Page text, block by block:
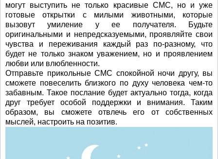
могут выступить не только красивые СМС, но и уже
готовые открытки с милыми животными, которые
вызовут умиление у ее получателя. Будьте
оригинальными и непредсказуемыми, проявляйте свои
чувства и переживания каждый раз по-разному, что
будет не только знаком уважением, но и проявлением
любви или влюбленности.
Отправьте прикольные СМС спокойной ночи другу, вы
сможете повеселить близкого по духу человека чем-то
забавным. Такое послание будет актуально тогда, когда
друг требует особой поддержки и внимания. Таким
образом, вы сможете отвлечь его от собственных
мыслей, настроить на позитив.